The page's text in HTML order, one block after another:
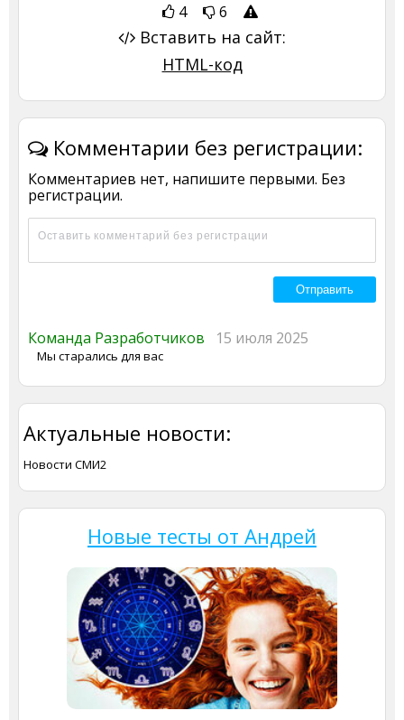
4 6
Вставить на сайт:
HTML-код
Комментарии без регистрации:
Комментариев нет, напишите первыми. Без
регистрации.
Команда Разработчиков 15 июля 2025
Мы старались для вас
Актуальные новости:
Новости СМИ2
Новые тесты от Андрей